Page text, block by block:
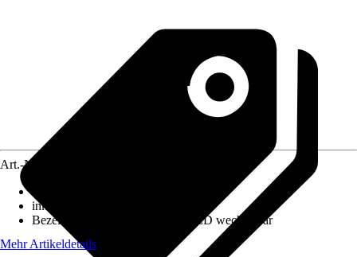
Art.-Nr.
inklusive Leuchtmittel
Bezeichnung Fassung
GU10, LED wechselbar
Mehr Artikeldetails